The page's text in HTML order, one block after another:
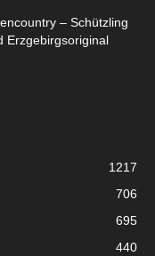
– Schützling
Erzgebirgsoriginal
1217
706
695
440